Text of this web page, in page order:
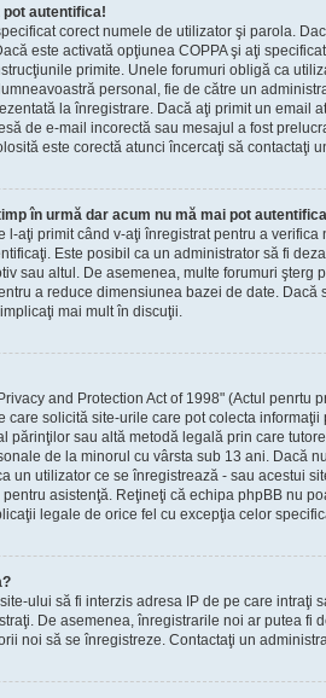
autentifica!
corect numele de utilizator şi parola.
este activată opţiunea COPPA şi aţi
primite. Unele forumuri obligă ca
personal, fie de către un
la înregistrare. Dacă aţi primit un email
de e-mail incorectă sau mesajul a fost
este corectă atunci încercaţi să contactaţi
în urmă dar acum nu mă mai pot
l-aţi primit când v-aţi înregistrat pentru a
Este posibil ca un administrator să fi
sau altul. De asemenea, multe forumuri şterg
a reduce dimensiunea bazei de date. Dacă
mai mult în discuţii.
and Protection Act of 1998" (Actul penrtu
care solicită site-urile care pot colecta
părinţilor sau altă metodă legală prin care
de la minorul cu vârsta sub 13 ani. Dacă
un utilizator ce se înregistrează - sau acestui
asistenţă. Reţineţi că echipa phpBB nu
legale de orice fel cu excepţia celor
ului să fi interzis adresa IP de pe care intraţi
De asemenea, înregistrarile noi ar putea fi
noi să se înregistreze. Contactaţi un